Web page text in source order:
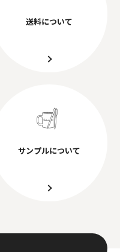
送料について
サンプルについて